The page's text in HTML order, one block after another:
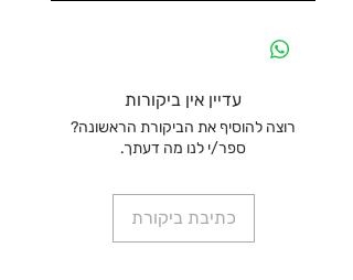
עדיין אין ביקורות
רוצה להוסיף את הביקורת הראשונה?
ספר/י לנו מה דעתך.
כתיבת ביקורת